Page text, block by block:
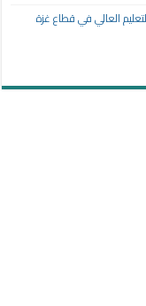
العالي في قطاع غزة